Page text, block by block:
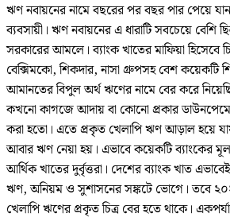
ঋণ নবায়নের নামে বছরের পর বছর পার পেয়ে
ব্যবসায়ী। ঋণ নবায়নের এ ধারাটি সবচেয়ে
সরকারের আমলে। ব্যাংক খাতের মাফিয়া
বেক্সিমকো, শিকদার, নাসা গ্রুপসহ বেশ কয়েকটি
আমানতের বিপুল অর্থ ঋণের নামে বের করে
কখনো কাগজে আদায় বা কোনো প্রকার
করা হতো। এতে প্রকৃত খেলাপি ঋণ আড়াল হয়ে
আবার ঋণ নেয়া হয়। এভাবে কয়েকটি ব্যাংকের
আর্থিক খাতের দুর্বৃত্তরা। দেশের ব্যাংক খাত
ঋণ, অনিয়ম ও সুশাসনের সঙ্কটে ভোগে। তবে
খেলাপি ঋণের প্রকৃত চিত্র বের হতে থাকে।